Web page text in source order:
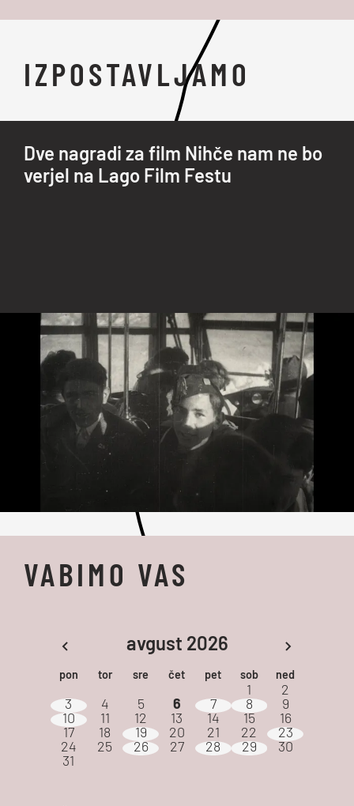
IZPOSTAVLJAMO
Dve nagradi za film Nihče nam ne bo
verjel na Lago Film Festu
VABIMO VAS
avgust 2026
pon tor sre čet pet sob ned
1
2
3
4 5 6 7 8
9
10
11 12 13 14 15
16
17
18 19 20 21 22
23
24
25 26 27 28 29
30
31